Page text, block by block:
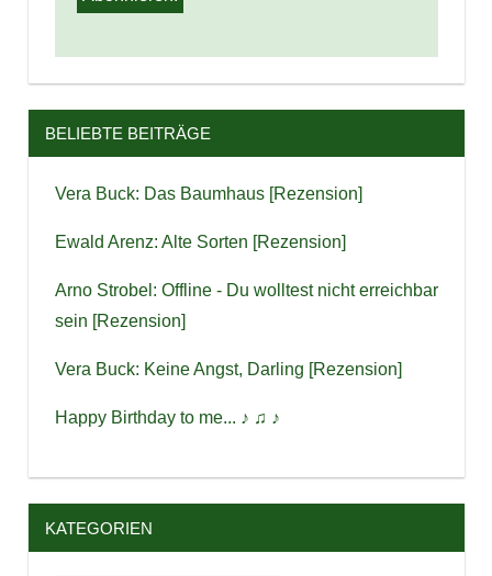
BELIEBTE BEITRÄGE
Vera Buck: Das Baumhaus [Rezension]
Ewald Arenz: Alte Sorten [Rezension]
Arno Strobel: Offline - Du wolltest nicht erreichbar
sein [Rezension]
Vera Buck: Keine Angst, Darling [Rezension]
Happy Birthday to me... ♪ ♫ ♪
KATEGORIEN